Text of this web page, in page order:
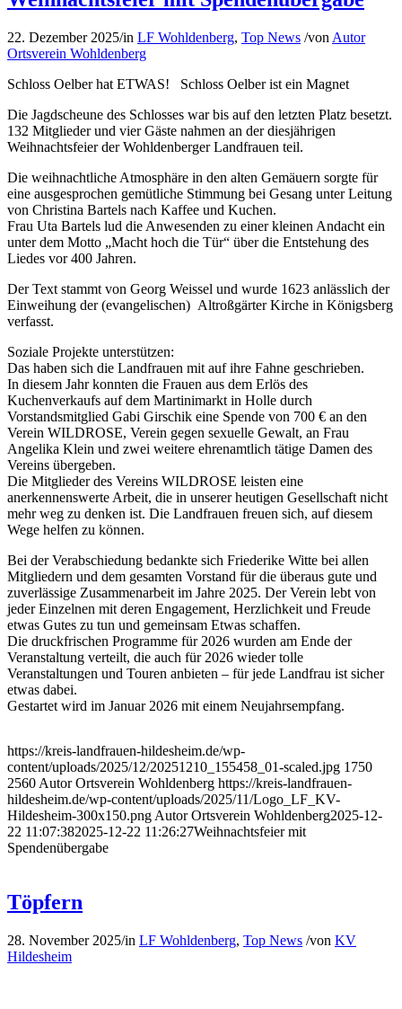
22. Dezember 2025/in LF Wohldenberg, Top News /von Autor
Ortsverein Wohldenberg
Schloss Oelber hat ETWAS! Schloss Oelber ist ein Magnet
Die Jagdscheune des Schlosses war bis auf den letzten Platz besetzt.
132 Mitglieder und vier Gäste nahmen an der diesjährigen
Weihnachtsfeier der Wohldenberger Landfrauen teil.
Die weihnachtliche Atmosphäre in den alten Gemäuern sorgte für
eine ausgesprochen gemütliche Stimmung bei Gesang unter Leitung
von Christina Bartels nach Kaffee und Kuchen.
Frau Uta Bartels lud die Anwesenden zu einer kleinen Andacht ein
unter dem Motto „Macht hoch die Tür“ über die Entstehung des
Liedes vor 400 Jahren.
Der Text stammt von Georg Weissel und wurde 1623 anlässlich der
Einweihung der (evangelischen) Altroßgärter Kirche in Königsberg
verfasst.
Soziale Projekte unterstützen:
Das haben sich die Landfrauen mit auf ihre Fahne geschrieben.
In diesem Jahr konnten die Frauen aus dem Erlös des
Kuchenverkaufs auf dem Martinimarkt in Holle durch
Vorstandsmitglied Gabi Girschik eine Spende von 700 € an den
Verein WILDROSE, Verein gegen sexuelle Gewalt, an Frau
Angelika Klein und zwei weitere ehrenamtlich tätige Damen des
Vereins übergeben.
Die Mitglieder des Vereins WILDROSE leisten eine
anerkennenswerte Arbeit, die in unserer heutigen Gesellschaft nicht
mehr weg zu denken ist. Die Landfrauen freuen sich, auf diesem
Wege helfen zu können.
Bei der Verabschiedung bedankte sich Friederike Witte bei allen
Mitgliedern und dem gesamten Vorstand für die überaus gute und
zuverlässige Zusammenarbeit im Jahre 2025. Der Verein lebt von
jeder Einzelnen mit deren Engagement, Herzlichkeit und Freude
etwas Gutes zu tun und gemeinsam Etwas schaffen.
Die druckfrischen Programme für 2026 wurden am Ende der
Veranstaltung verteilt, die auch für 2026 wieder tolle
Veranstaltungen und Touren anbieten – für jede Landfrau ist sicher
etwas dabei.
Gestartet wird im Januar 2026 mit einem Neujahrsempfang.
https://kreis-landfrauen-hildesheim.de/wp-
content/uploads/2025/12/20251210_155458_01-scaled.jpg 1750
2560 Autor Ortsverein Wohldenberg https://kreis-landfrauen-
hildesheim.de/wp-content/uploads/2025/11/Logo_LF_KV-
Hildesheim-300x150.png Autor Ortsverein Wohldenberg2025-12-
22 11:07:382025-12-22 11:26:27Weihnachtsfeier mit
Spendenübergabe
Töpfern
28. November 2025/in LF Wohldenberg, Top News /von KV
Hildesheim